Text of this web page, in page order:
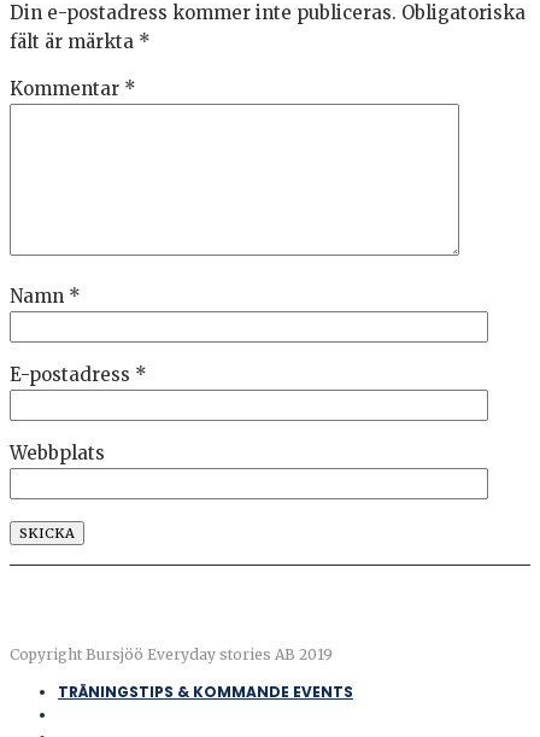
Din e-postadress kommer inte publiceras. Obligatoriska
fält är märkta *
Kommentar *
Namn *
E-postadress *
Webbplats
Copyright Bursjöö Everyday stories AB 2019
TRÄNINGSTIPS & KOMMANDE EVENTS